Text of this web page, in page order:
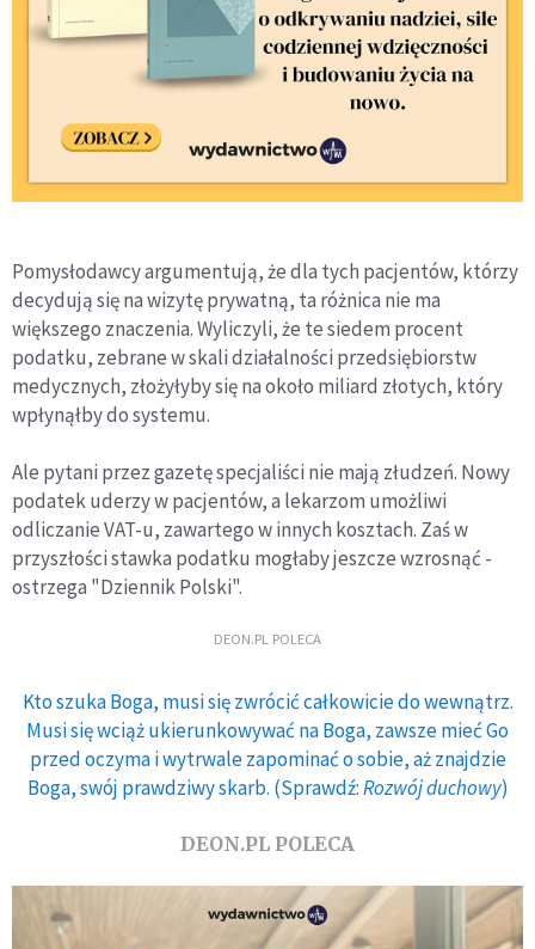
Pomysłodawcy argumentują, że dla tych pacjentów, którzy
decydują się na wizytę prywatną, ta różnica nie ma
większego znaczenia. Wyliczyli, że te siedem procent
podatku, zebrane w skali działalności przedsiębiorstw
medycznych, złożyłyby się na około miliard złotych, który
wpłynąłby do systemu.
Ale pytani przez gazetę specjaliści nie mają złudzeń. Nowy
podatek uderzy w pacjentów, a lekarzom umożliwi
odliczanie VAT-u, zawartego w innych kosztach. Zaś w
przyszłości stawka podatku mogłaby jeszcze wzrosnąć -
ostrzega "Dziennik Polski".
DEON.PL POLECA
Kto szuka Boga, musi się zwrócić całkowicie do wewnątrz.
Musi się wciąż ukierunkowywać na Boga, zawsze mieć Go
przed oczyma i wytrwale zapominać o sobie, aż znajdzie
Boga, swój prawdziwy skarb. (Sprawdź:Rozwój duchowy)
DEON.PL POLECA